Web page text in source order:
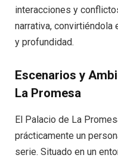
interacciones y
narrativa, convirtiéndola
y profundidad.
Escenarios y
La Promesa
El Palacio de La
prácticamente un
serie. Situado en un